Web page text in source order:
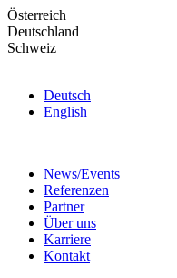
Skip
to
the
Österreich
Deutschland
Schweiz
Deutsch
English
News/Events
Referenzen
Partner
Über uns
Karriere
Kontakt